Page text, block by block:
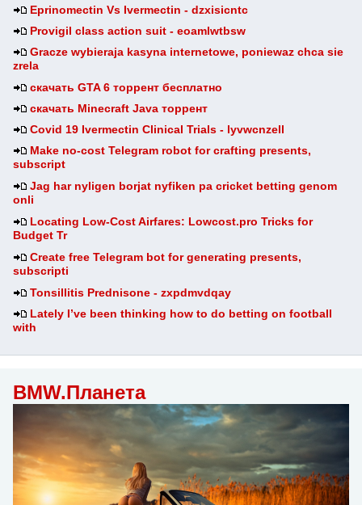
Eprinomectin Vs Ivermectin - dzxisicntc
Provigil class action suit - eoamlwtbsw
Gracze wybieraja kasyna internetowe, poniewaz chca sie
zrela
скачать GTA 6 торрент бесплатно
скачать Minecraft Java торрент
Covid 19 Ivermectin Clinical Trials - lyvwcnzell
Make no-cost Telegram robot for crafting presents,
subscript
Jag har nyligen borjat nyfiken pa cricket betting genom
onli
Locating Low-Cost Airfares: Lowcost.pro Tricks for
Budget Tr
Create free Telegram bot for generating presents,
subscripti
Tonsillitis Prednisone - zxpdmvdqay
Lately I’ve been thinking how to do betting on football
with
BMW.Планета